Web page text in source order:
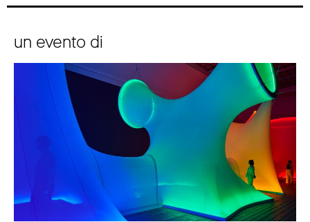
un evento di